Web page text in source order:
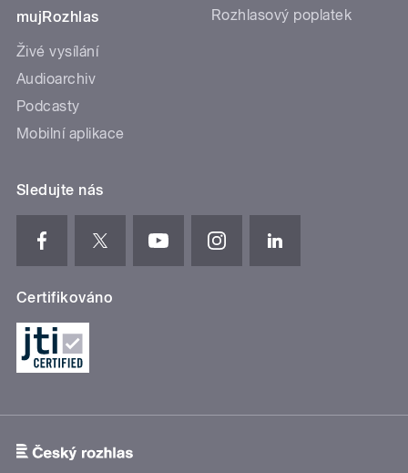
mujRozhlas
Živé vysílání
Audioarchiv
Podcasty
Mobilní aplikace
Rozhlasový poplatek
Sledujte nás
Certifikováno